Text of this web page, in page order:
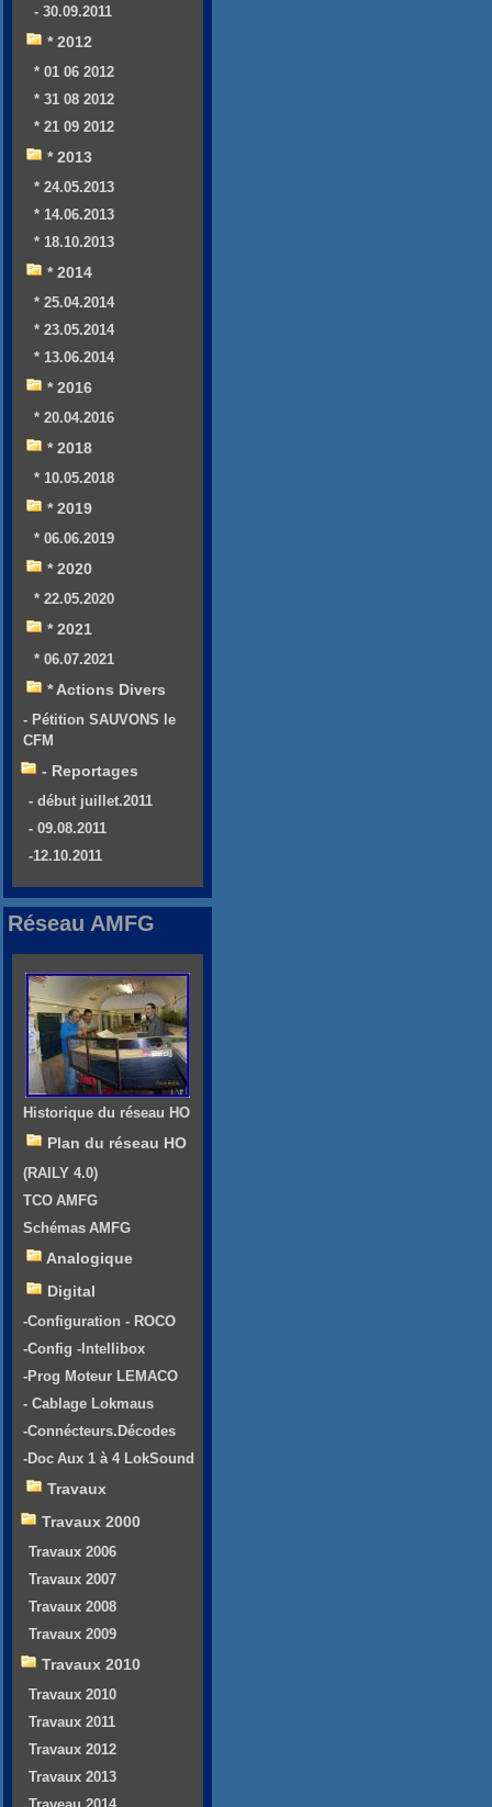
- 30.09.2011
* 2012
* 01 06 2012
* 31 08 2012
* 21 09 2012
* 2013
* 24.05.2013
* 14.06.2013
* 18.10.2013
* 2014
* 25.04.2014
* 23.05.2014
* 13.06.2014
* 2016
* 20.04.2016
* 2018
* 10.05.2018
* 2019
* 06.06.2019
* 2020
* 22.05.2020
* 2021
* 06.07.2021
* Actions Divers
- Pétition SAUVONS le
CFM
- Reportages
- début juillet.2011
- 09.08.2011
-12.10.2011
Réseau AMFG
Historique du réseau HO
Plan du réseau HO
(RAILY 4.0)
TCO AMFG
Schémas AMFG
Analogique
Digital
-Configuration - ROCO
-Config -Intellibox
-Prog Moteur LEMACO
- Cablage Lokmaus
-Connécteurs.Décodes
-Doc Aux 1 à 4 LokSound
Travaux
Travaux 2000
Travaux 2006
Travaux 2007
Travaux 2008
Travaux 2009
Travaux 2010
Travaux 2010
Travaux 2011
Travaux 2012
Travaux 2013